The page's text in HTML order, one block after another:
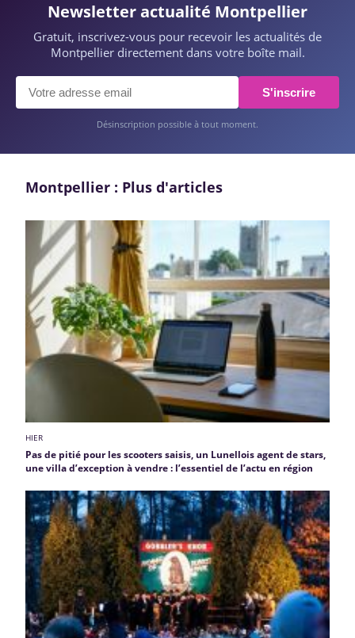
Newsletter actualité Montpellier
Gratuit, inscrivez-vous pour recevoir les actualités de
Montpellier directement dans votre boîte mail.
S'inscrire
Désinscription possible à tout moment.
Montpellier : Plus d'articles
HIER
Pas de pitié pour les scooters saisis, un Lunellois agent de stars,
une villa d’exception à vendre : l’essentiel de l’actu en région